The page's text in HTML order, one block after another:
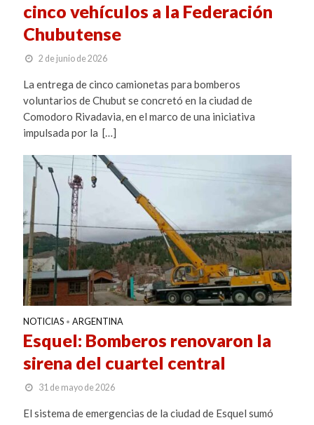
cinco vehículos a la Federación
Chubutense
2 de junio de 2026
La entrega de cinco camionetas para bomberos
voluntarios de Chubut se concretó en la ciudad de
Comodoro Rivadavia, en el marco de una iniciativa
impulsada por la […]
NOTICIAS • ARGENTINA
Esquel: Bomberos renovaron la
sirena del cuartel central
31 de mayo de 2026
El sistema de emergencias de la ciudad de Esquel sumó